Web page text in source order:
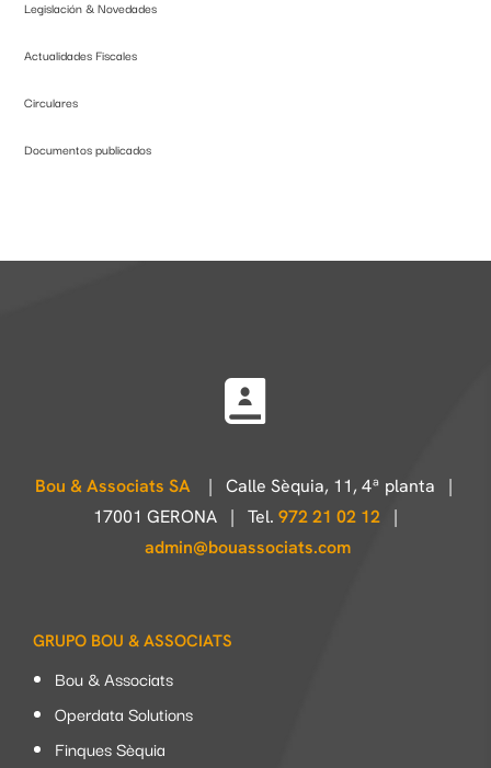
Legislación & Novedades
Actualidades Fiscales
Circulares
Documentos publicados
Bou & Associats SA
| Calle Sèquia, 11, 4ª planta |
17001 GERONA | Tel. 972 21 02 12 |
admin@bouassociats.com
GRUPO BOU & ASSOCIATS
Bou & Associats
Operdata Solutions
Finques Sèquia